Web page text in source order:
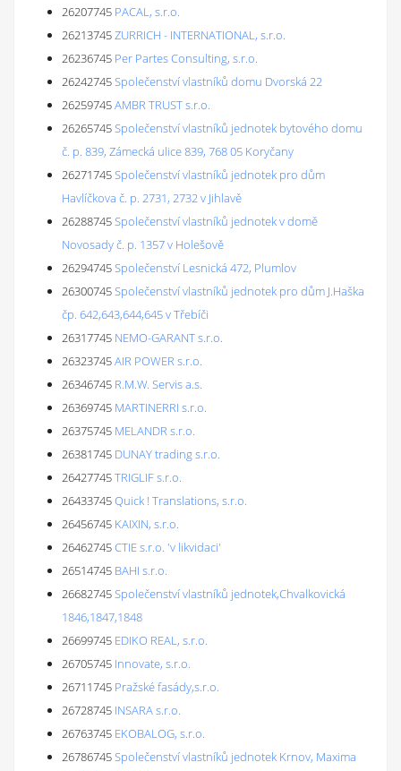
26207745 PACAL, s.r.o.
26213745ZURRICH - INTERNATIONAL, s.r.o.
26236745 Per Partes Consulting, s.r.o.
26242745Společenství vlastníků domu Dvorská 22
26259745AMBR TRUST s.r.o.
26265745Společenství vlastníků jednotek bytového domu
č. p. 839, Zámecká ulice 839, 768 05 Koryčany
26271745Společenství vlastníků jednotek pro dům
Havlíčkova č. p. 2731, 2732 v Jihlavě
26288745Společenství vlastníků jednotek v domě
Novosady č. p. 1357 v Holešově
26294745Společenství Lesnická 472, Plumlov
26300745Společenství vlastníků jednotek pro dům J.Haška
čp. 642,643,644,645 v Třebíči
26317745 NEMO-GARANT s.r.o.
26323745AIR POWER s.r.o.
26346745 R.M.W. Servis a.s.
26369745 MARTINERRI s.r.o.
26375745 MELANDR s.r.o.
26381745 DUNAY trading s.r.o.
26427745TRIGLIF s.r.o.
26433745Quick ! Translations, s.r.o.
26456745 KAIXIN, s.r.o.
26462745CTIE s.r.o. 'v likvidaci'
26514745 BAHI s.r.o.
26682745Společenství vlastníků jednotek,Chvalkovická
1846,1847,1848
26699745 EDIKO REAL, s.r.o.
26705745 Innovate, s.r.o.
26711745 Pražské fasády,s.r.o.
26728745 INSARA s.r.o.
26763745 EKOBALOG, s.r.o.
26786745Společenství vlastníků jednotek Krnov, Maxima